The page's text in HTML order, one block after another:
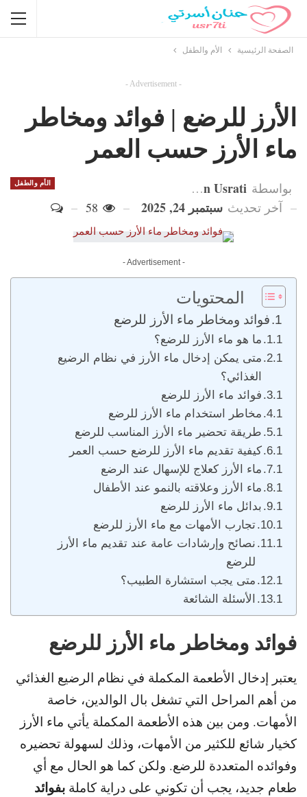
الصفحة الرئيسية الأم والطفل
- Advertisement -
الأرز للرضع | فوائد ومخاطر
ماء الأرز حسب العمر
الأم والطفل بواسطة Hanan Usrati
آخر تحديث سبتمبر 24, 2025
- Advertisement -
المحتويات
فوائد ومخاطر ماء الأرز للرضع
ما هو ماء الأرز للرضع؟
متى يمكن إدخال ماء الأرز في نظام الرضيع
الغذائي؟
فوائد ماء الأرز للرضع
مخاطر استخدام ماء الأرز للرضع
طريقة تحضير ماء الأرز المناسب للرضع
كيفية تقديم ماء الأرز للرضع حسب العمر
ماء الأرز كعلاج للإسهال عند الرضع
ماء الأرز وعلاقته بالنمو عند الأطفال
بدائل ماء الأرز للرضع
تجارب الأمهات مع ماء الأرز للرضع
نصائح وإرشادات عامة عند تقديم ماء الأرز
للرضع
متى يجب استشارة الطبيب؟
الأسئلة الشائعة
فوائد ومخاطر ماء الأرز للرضع
يعتبر إدخال الأطعمة المكملة في نظام الرضيع الغذائي
من أهم المراحل التي تشغل بال الوالدين، خاصة
الأمهات. ومن بين هذه الأطعمة المكملة يأتي ماء الأرز
كخيار شائع للكثير من الأمهات، وذلك لسهولة تحضيره
وفوائده المتعددة للرضع. ولكن كما هو الحال مع أي
طعام جديد، يجب أن تكوني على دراية كاملة بفوائد